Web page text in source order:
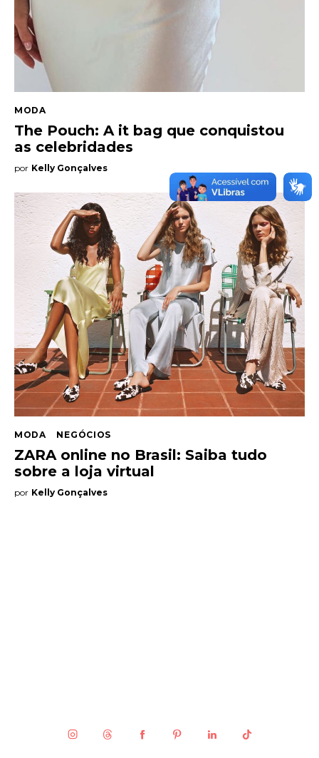
MODA
The Pouch: A it bag que conquistou
as celebridades
por Kelly Gonçalves
MODA NEGÓCIOS
ZARA online no Brasil: Saiba tudo
sobre a loja virtual
por Kelly Gonçalves